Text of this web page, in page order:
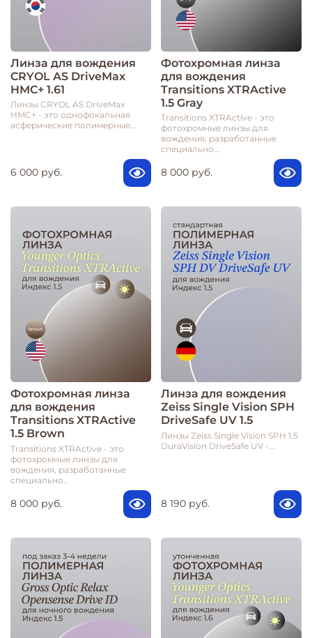
Линза для вождения
CRYOL AS DriveMax
HMC+ 1.61
Линзы CRYOL AS DriveMax
HMC+ - это однофокальная
асферические полимерные...
6 000 руб.
Фотохромная линза
для вождения
Transitions XTRActive
1.5 Gray
Transitions XTRActive - это
фотохромные линзы для
вождения, разработанные
специально...
8 000 руб.
Фотохромная линза
для вождения
Transitions XTRActive
1.5 Brown
Transitions XTRActive - это
фотохромные линзы для
вождения, разработанные
специально...
8 000 руб.
Линза для вождения
Zeiss Single Vision SPH
DriveSafe UV 1.5
Линзы Zeiss Single Vision SPH 1.5
DuraVision DriveSafe UV -...
8 190 руб.